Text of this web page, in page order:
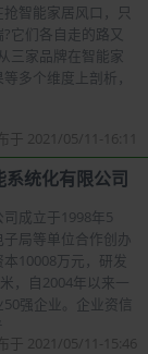
智能家居风口，只
它们各自走的路又
三家品牌在智能家
多个维度上剖析，
于 2021/05/11-16:11
统化有限公司
成立于1998年5
局等单位合作创办
10008万元，研发
，自2004年以来一
强企业。企业资信
于 2021/05/11-15:46